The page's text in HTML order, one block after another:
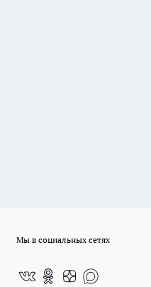
Мы в социальных сетях